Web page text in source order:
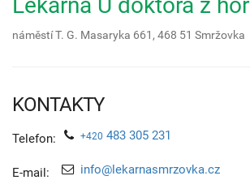
náměstí T. G. Masaryka 661, 468 51 Smržovka
KONTAKTY
Telefon: +420 483 305 231
E-mail: info@lekarnasmrzovka.cz